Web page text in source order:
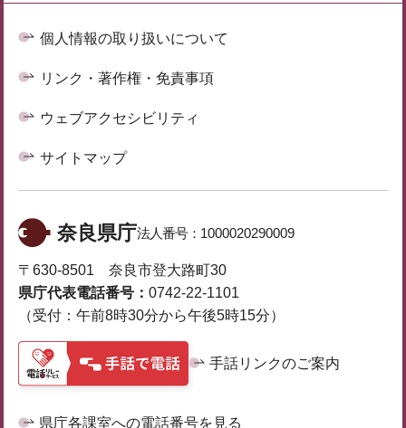
個人情報の取り扱いについて
リンク・著作権・免責事項
ウェブアクセシビリティ
サイトマップ
奈良県庁法人番号： 1000020290009
〒630-8501 奈良市登大路町30
県庁代表電話番号： 0742-22-1101
（受付：午前8時30分から午後5時15分）
手話リンクのご案内
県庁各課室への電話番号を見る